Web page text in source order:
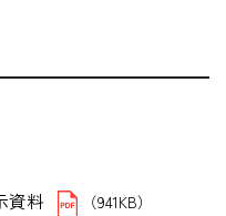
資料 （941KB）